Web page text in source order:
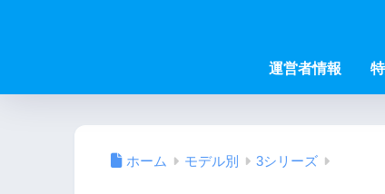
運営者情報
ホーム モデル別 3シリーズ